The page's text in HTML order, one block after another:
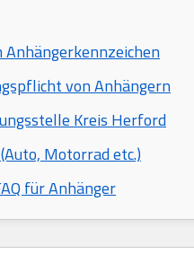
von Anhängern
Kreis Herford
Motorrad etc.)
für Anhänger